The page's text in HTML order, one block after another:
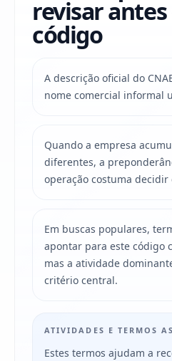
revisar
código
A descrição oficial do
nome comercial informal
Quando a empresa
diferentes, a
operação costuma
Em buscas populares,
apontar para este código
mas a atividade
critério central.
ATIVIDADES E TERMOS
Estes termos ajudam a